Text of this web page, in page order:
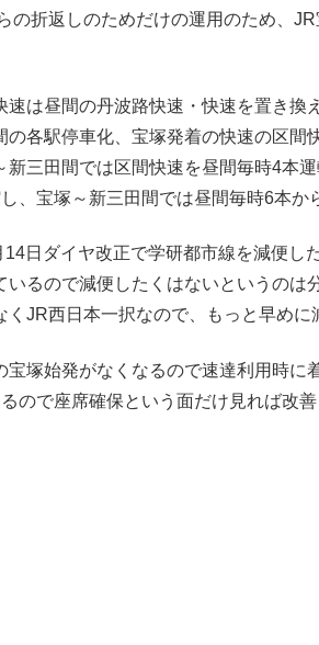
の折返しのためだけの運用のため、
速は昼間の丹波路快速・快速を置き換
の各駅停車化、宝塚発着の快速の区間
新三田間では区間快速を昼間毎時4本
、宝塚～新三田間では昼間毎時6本か
日ダイヤ改正で学研都市線を減便し
いるので減便したくはないというのは
JR西日本一択なので、もっと早めに
宝塚始発がなくなるので速達利用時に
ので座席確保という面だけ見れば改善